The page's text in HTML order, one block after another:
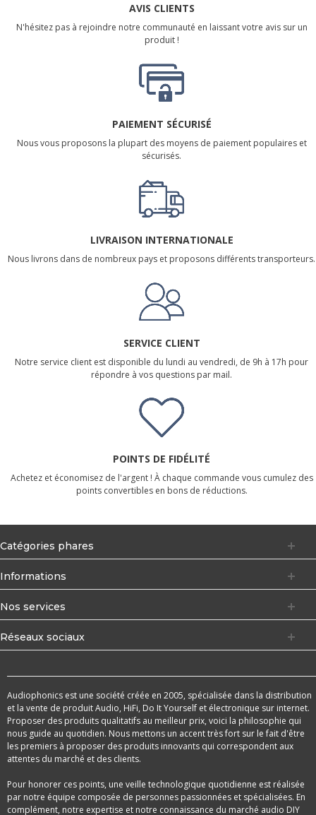
AVIS CLIENTS
N'hésitez pas à rejoindre notre communauté en laissant votre avis sur un
produit !
PAIEMENT SÉCURISÉ
Nous vous proposons la plupart des moyens de paiement populaires et
sécurisés.
LIVRAISON INTERNATIONALE
Nous livrons dans de nombreux pays et proposons différents transporteurs.
SERVICE CLIENT
Notre service client est disponible du lundi au vendredi, de 9h à 17h pour
répondre à vos questions par mail.
POINTS DE FIDÉLITÉ
Achetez et économisez de l'argent ! À chaque commande vous cumulez des
points convertibles en bons de réductions.
Catégories phares
Informations
Nos services
Réseaux sociaux
Audiophonics est une société créée en 2005, spécialisée dans la distribution
et la vente de produit Audio, HiFi, Do It Yourself et électronique sur internet.
Proposer des produits qualitatifs au meilleur prix, voici la philosophie qui
nous guide au quotidien. Nous mettons un accent très fort sur le fait d'être
les premiers à proposer des produits innovants qui correspondent aux
attentes du marché et des clients.
Pour honorer ces points, une veille technologique quotidienne est réalisée
par notre équipe composée de personnes passionnées et spécialisées. En
complément, notre expertise et notre connaissance du marché audio DIY